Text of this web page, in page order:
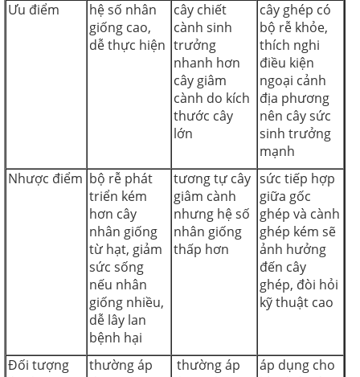
Ưu điểm
hệ số nhân
giống cao,
dễ thực hiện
cây chiết
cành sinh
trưởng
nhanh hơn
cây giâm
cành do kích
thước cây
lớn
cây ghép có
bộ rễ khỏe,
thích nghi
điều kiện
ngoại cảnh
địa phương
nên cây sức
sinh trưởng
mạnh
Nhược điểm bộ rễ phát
triển kém
hơn cây
nhân giống
từ hạt, giảm
sức sống
nếu nhân
giống nhiều,
dễ lây lan
bệnh hại
tương tự cây
giâm cành
nhưng hệ số
nhân giống
thấp hơn
sức tiếp hợp
giữa gốc
ghép và cành
ghép kém sẽ
ảnh hưởng
đến cây
ghép, đòi hỏi
kỹ thuật cao
Đối tượng
thường áp
thường áp
áp dụng cho